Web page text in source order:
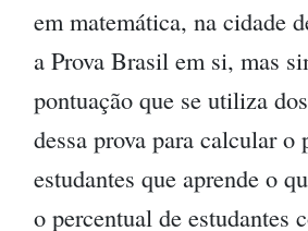
em matemática, na cidade
a Prova Brasil em si, mas
pontuação que se utiliza
dessa prova para calcular o
estudantes que aprende o
o percentual de estudantes